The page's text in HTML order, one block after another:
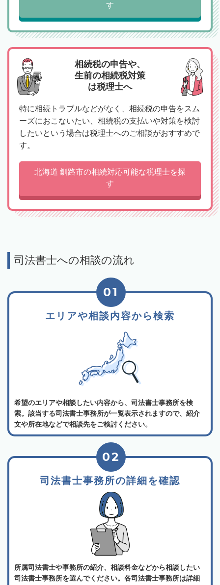
す
相続税の申告や、
生前の相続税対策
は税理士へ
特に相続トラブルなどがなく、相続税の申告をスム
ーズにおこないたい、相続税の支払いや対策を検討
したいという場合は税理士へのご相談がおすすめで
す。
北海道 釧路市の相続対応可能な税理士を探
す
司法書士への相談の流れ
エリアや相談内容から検索
01
希望のエリアや相談したい内容から、司法書士事務所を検
索。該当する司法書士事務所が一覧表示されますので、紹介
文や所在地などで相談先をご検討ください。
司法書士事務所の詳細を確認
02
所属司法書士や事務所の紹介、相談料金などから相談したい
司法書士事務所を選んでください。各司法書士事務所は詳細